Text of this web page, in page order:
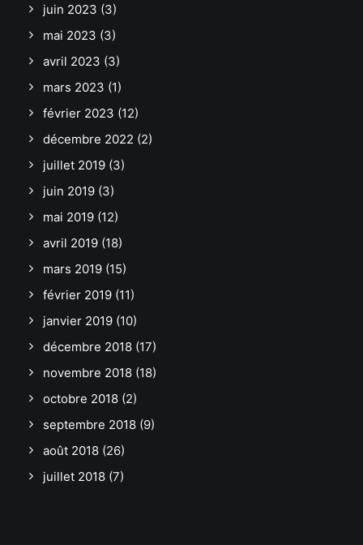
juin 2023 (3)
mai 2023 (3)
avril 2023 (3)
mars 2023 (1)
février 2023 (12)
décembre 2022 (2)
juillet 2019 (3)
juin 2019 (3)
mai 2019 (12)
avril 2019 (18)
mars 2019 (15)
février 2019 (11)
janvier 2019 (10)
décembre 2018 (17)
novembre 2018 (18)
octobre 2018 (2)
septembre 2018 (9)
août 2018 (26)
juillet 2018 (7)